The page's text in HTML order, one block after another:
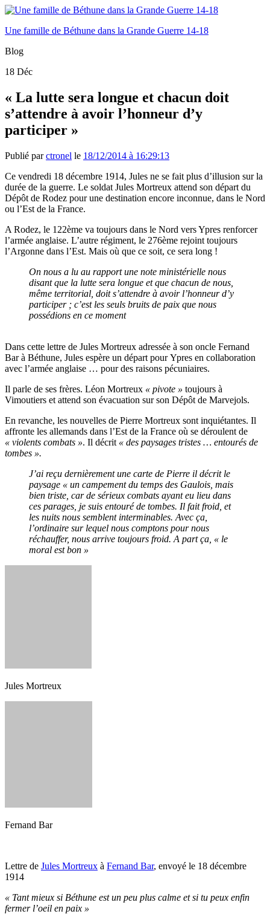
Une famille de Béthune dans la Grande Guerre 14-18
Blog
18 Déc
« La lutte sera longue et chacun doit
s’attendre à avoir l’honneur d’y
participer »
Publié parctronel le 18/12/2014 à 16:29:13
Ce vendredi 18 décembre 1914, Jules ne se fait plus d’illusion sur la
durée de la guerre. Le soldat Jules Mortreux attend son départ du
Dépôt de Rodez pour une destination encore inconnue, dans le Nord
ou l’Est de la France.
A Rodez, le 122ème va toujours dans le Nord vers Ypres renforcer
l’armée anglaise. L’autre régiment, le 276ème rejoint toujours
l’Argonne dans l’Est. Mais où que ce soit, ce sera long !
On nous a lu au rapport une note ministérielle nous
disant que la lutte sera longue et que chacun de nous,
même territorial, doit s’attendre à avoir l’honneur d’y
participer ; c’est les seuls bruits de paix que nous
possédions en ce moment
Dans cette lettre de Jules Mortreux adressée à son oncle Fernand
Bar à Béthune, Jules espère un départ pour Ypres en collaboration
avec l’armée anglaise … pour des raisons pécuniaires.
Il parle de ses frères. Léon Mortreux « pivote » toujours à
Vimoutiers et attend son évacuation sur son Dépôt de Marvejols.
En revanche, les nouvelles de Pierre Mortreux sont inquiétantes. Il
affronte les allemands dans l’Est de la France où se déroulent de
« violents combats ». Il décrit « des paysages tristes … entourés de
tombes ».
J’ai reçu dernièrement une carte de Pierre il décrit le
paysage « un campement du temps des Gaulois, mais
bien triste, car de sérieux combats ayant eu lieu dans
ces parages, je suis entouré de tombes. Il fait froid, et
les nuits nous semblent interminables. Avec ça,
l’ordinaire sur lequel nous comptons pour nous
réchauffer, nous arrive toujours froid. A part ça, « le
moral est bon »
Jules Mortreux
Fernand Bar
Lettre de Jules Mortreux à Fernand Bar, envoyé le 18 décembre
1914
« Tant mieux si Béthune est un peu plus calme et si tu peux enfin
fermer l’oeil en paix »